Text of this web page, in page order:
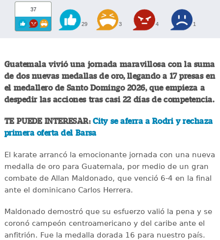
37
29 3 4 1
Guatemala vivió una jornada maravillosa con la suma
de dos nuevas medallas de oro, llegando a 17 presas en
el medallero de Santo Domingo 2026, que empieza a
despedir las acciones tras casi 22 días de competencia.
TE PUEDE INTERESAR:City se aferra a Rodri y rechaza
primera oferta del Barsa
El karate arrancó la emocionante jornada con una nueva
medalla de oro para Guatemala, por medio de un gran
combate de Allan Maldonado, que venció 6-4 en la final
ante el dominicano Carlos Herrera.
Maldonado demostró que su esfuerzo valió la pena y se
coronó campeón centroamericano y del caribe ante el
anfitrión. Fue la medalla dorada 16 para nuestro país.